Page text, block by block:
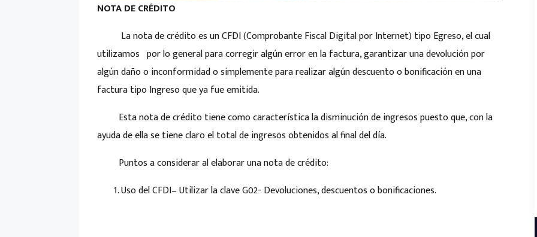
NOTA DE CRÉDITO
La nota de crédito es un CFDI (Comprobante Fiscal Digital por Internet) tipo Egreso, el cual
utilizamos por lo general para corregir algún error en la factura, garantizar una devolución por
algún daño o inconformidad o simplemente para realizar algún descuento o bonificación en una
factura tipo Ingreso que ya fue emitida.
Esta nota de crédito tiene como característica la disminución de ingresos puesto que, con la
ayuda de ella se tiene claro el total de ingresos obtenidos al final del día.
Puntos a considerar al elaborar una nota de crédito:
Uso del CFDI– Utilizar la clave G02- Devoluciones, descuentos o bonificaciones.